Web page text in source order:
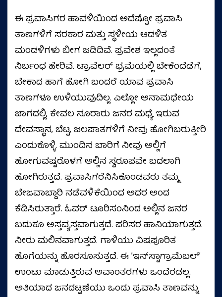
ಈ ಪ್ರವಾಸಿಗರ ಹಾವಳಿಯಿಂದ ಅದೆಷ್ಟೋ ಪ್ರವಾಸಿ
ತಾಣಗಳಿಗೆ ಸರಕಾರ ಮತ್ತು ಸ್ಥಳೀಯ ಆಡಳಿತ
ಮಂಡಳಿಗಳು ಬೀಗ ಜಡಿದಿವೆ. ಪ್ರವೇಶ ಇಲ್ಲದಂತೆ
ನಿರ್ಬಂಧ ಹೇರಿವೆ. ಟ್ರಾವೆಲರ್ ಭ್ರಮೆಯಲ್ಲಿ ಬೇಕೆಂದೆಡೆಗೆ,
ಬೇಕಾದ ಹಾಗೆ ಹೋಗಿ ಬಂದರೆ ಯಾವ ಪ್ರವಾಸಿ
ತಾಣಗಳೂ ಉಳಿಯುವುದಿಲ್ಲ. ಎಲ್ಲೋ ಅನಾಮಧೇಯ
ಜಾಗದಲ್ಲಿ, ಕೇವಲ ನೂರಾರು ಜನರ ಮಧ್ಯೆ ಇರುವ
ದೇವಸ್ಥಾನ, ಬೆಟ್ಟ, ಜಲಪಾತಗಳಿಗೆ ನೀವು ಹೋಗಿಬರುತ್ತೀರಿ
ಎಂದುಕೊಳ್ಳಿ. ಮುಂದಿನ ಬಾರಿಗೆ ನೀವು ಅಲ್ಲಿಗೆ
ಹೋಗುವಷ್ಟರೊಳಗೆ ಅಲ್ಲಿನ ಸ್ವರೂಪವೇ ಬದಲಾಗಿ
ಹೋಗಿರುತ್ತದೆ. ಪ್ರವಾಸಿಗರೆನಿಸಿಕೊಂಡವರು ತಮ್ಮ
ಬೇಜವಾಬ್ದಾರಿ ನಡೆವಳಿಕೆಯಿಂದ ಅದರ ಅಂದ
ಕೆಡಿಸಿರುತ್ತಾರೆ. ಓವರ್ ಟೂರಿಸಂನಿಂದ ಅಲ್ಲಿನ ಜನರ
ಬದುಕೂ ಅಸ್ತವ್ಯಸ್ತವಾಗುತ್ತದೆ. ಪರಿಸರ ಹಾನಿಯಾಗುತ್ತದೆ.
ನೀರು ಮಲಿನವಾಗುತ್ತದೆ. ಗಾಳಿಯು ವಿಷಪೂರಿತ
ಹೊಗೆಯನ್ನು ಹೊರಸೂಸುತ್ತದೆ. ಈ ʼಇನ್‌ಸ್ಟಾಗ್ರಾಮೆಬಲ್ʼ
ಉಂಟು ಮಾಡುತ್ತಿರುವ ಅವಾಂತರಗಳು ಒಂದೆರಡಲ್ಲ.
ಅತಿಯಾದ ಜನದಟ್ಟಣೆಯು ಒಂದು ಪ್ರವಾಸಿ ತಾಣವನ್ನು